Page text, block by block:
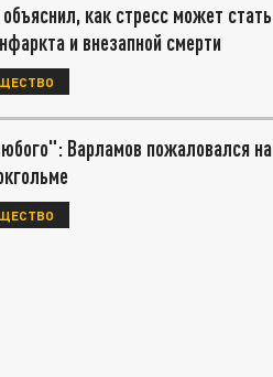
как стресс может стать
и внезапной смерти
Варламов пожаловался на